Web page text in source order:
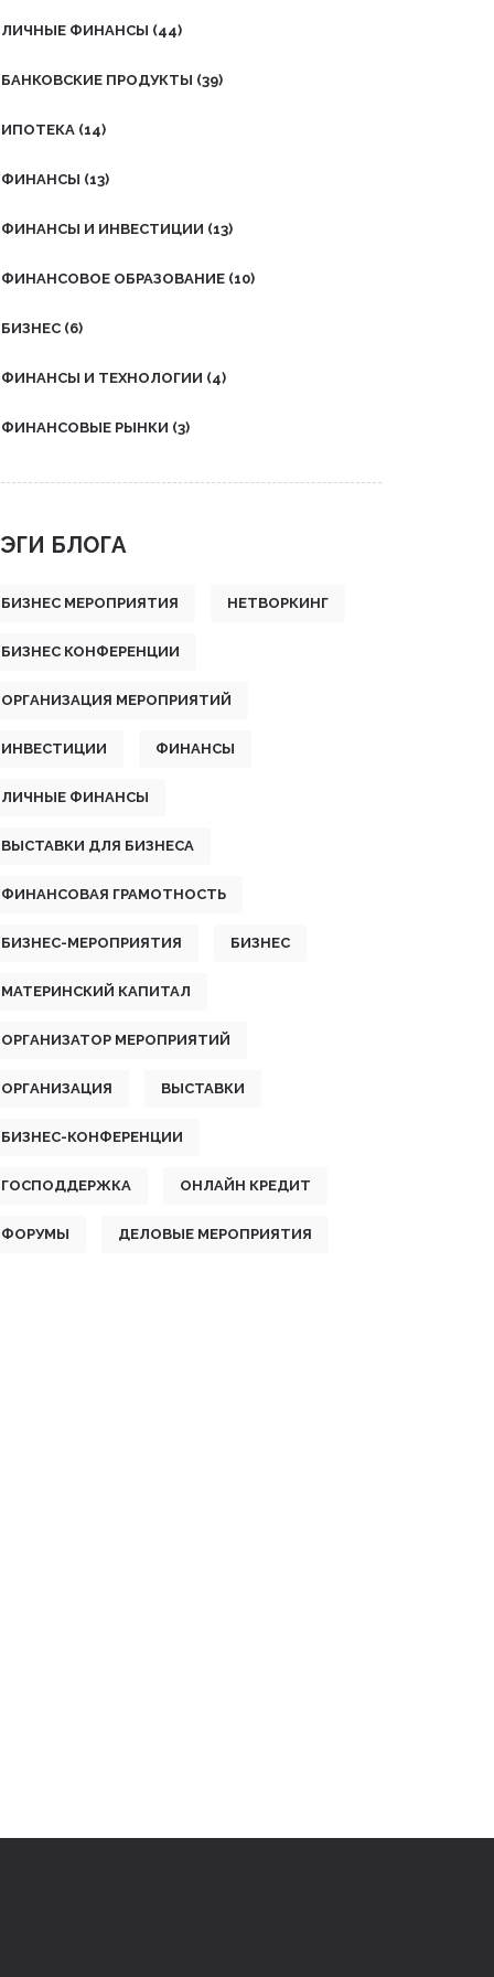
требованиям рынка. Приведены
карьеру и какие есть
ЛИЧНЫЕ ФИНАНСЫ (44)
БАНКОВСКИЕ ПРОДУКТЫ (39)
ИПОТЕКА (14)
ФИНАНСЫ (13)
ФИНАНСЫ И ИНВЕСТИЦИИ (13)
ФИНАНСОВОЕ ОБРАЗОВАНИЕ (10)
БИЗНЕС (6)
ФИНАНСЫ И ТЕХНОЛОГИИ (4)
ФИНАНСОВЫЕ РЫНКИ (3)
БЛОГА
БИЗНЕС МЕРОПРИЯТИЯ НЕТВОРКИНГ
БИЗНЕС КОНФЕРЕНЦИИ
ОРГАНИЗАЦИЯ МЕРОПРИЯТИЙ
ИНВЕСТИЦИИ ФИНАНСЫ
ЛИЧНЫЕ ФИНАНСЫ
ВЫСТАВКИ ДЛЯ БИЗНЕСА
ФИНАНСОВАЯ ГРАМОТНОСТЬ
БИЗНЕС-МЕРОПРИЯТИЯ БИЗНЕС
МАТЕРИНСКИЙ КАПИТАЛ
ОРГАНИЗАТОР МЕРОПРИЯТИЙ
ОРГАНИЗАЦИЯ ВЫСТАВКИ
БИЗНЕС-КОНФЕРЕНЦИИ
ГОСПОДДЕРЖКА ОНЛАЙН КРЕДИТ
ФОРУМЫ ДЕЛОВЫЕ МЕРОПРИЯТИЯ